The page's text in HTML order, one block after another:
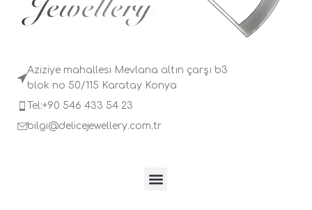
Aziziye mahallesi Mevlana altın çarşı b3
blok no 50/115 Karatay Konya
Tel:+90 546 433 54 23
bilgi@delicejewellery.com.tr